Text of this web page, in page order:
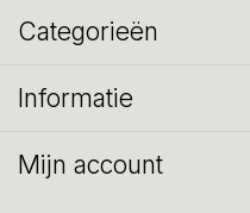
Categorieën
Informatie
Mijn account